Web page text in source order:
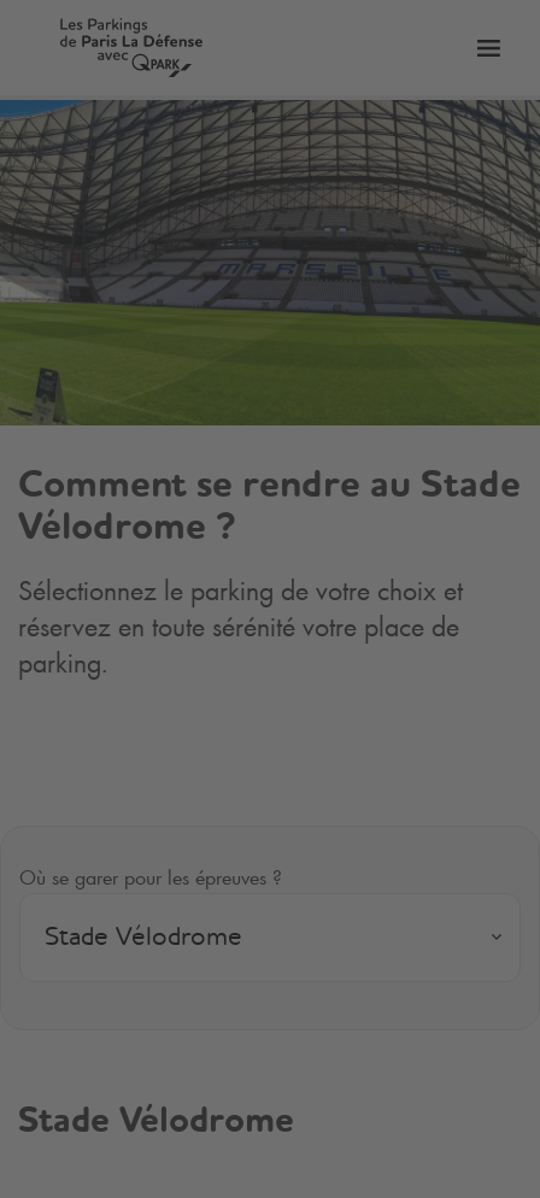
la
Comment se rendre au Stade
Vélodrome ?
Sélectionnez le parking de votre choix et
réservez en toute sérénité votre place de
parking.
Où se garer pour les épreuves ?
Stade Vélodrome
Stade Vélodrome